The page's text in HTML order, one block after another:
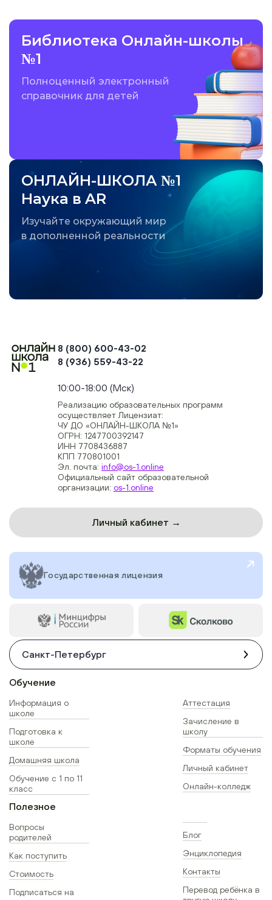
Библиотека Онлайн-школы
№1
Полноценный электронный
справочник для детей
ОНЛАЙН-ШКОЛА №1
Наука в AR
Изучайте окружающий мир
в дополненной реальности
8 (800) 600-43-02
8 (936) 559-43-22
10:00-18:00 (Мск)
Реализацию образовательных программ
осуществляет Лицензиат:
ЧУ ДО «ОНЛАЙН-ШКОЛА №1»
ОГРН: 1247700392147
ИНН 7708436887
КПП 770801001
Эл. почта: info@os-1.online
Официальный сайт образовательной
организации: os-1.online
Личный кабинет →
Государственная лицензия
Санкт-Петербург
Обучение
Информация о
школе
Подготовка к
школе
Домашняя школа
Обучение с 1 по 11
класс
Аттестация
Зачисление в
школу
Форматы обучения
Личный кабинет
Онлайн-колледж
Полезное
Вопросы
родителей
Как поступить
Стоимость
Подписаться на
Блог
Энциклопедия
Контакты
Перевод ребёнка в